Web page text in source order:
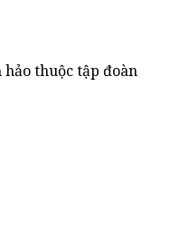
thuộc tập đoàn